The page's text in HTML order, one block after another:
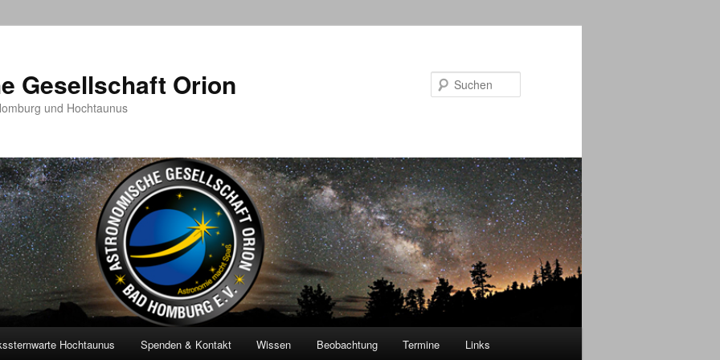
Gesellschaft Orion
und Hochtaunus
Hochtaunus Spenden & Kontakt Wissen Beobachtung Termine Links